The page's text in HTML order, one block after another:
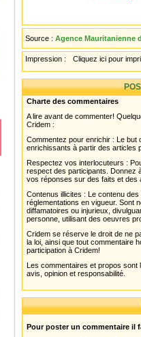
Source : Agence Mauritanienne
Impression : Cliquez ici pour
Charte des commentaires
A lire avant de commenter!
Cridem :
Commentez pour enrichir : Le
enrichissants à partir des articles
Respectez vos interlocuteurs :
respect des participants. Donnez
vos réponses sur des faits et des
Contenus illicites : Le contenu
réglementations en vigueur. Sont
diffamatoires ou injurieux,
personne, utilisant des oeuvres
Cridem se réserve le droit de ne
la loi, ainsi que tout commentaire
participation à Cridem!
Les commentaires et propos sont
avis, opinion et responsabilité.
Pour poster un commentaire il